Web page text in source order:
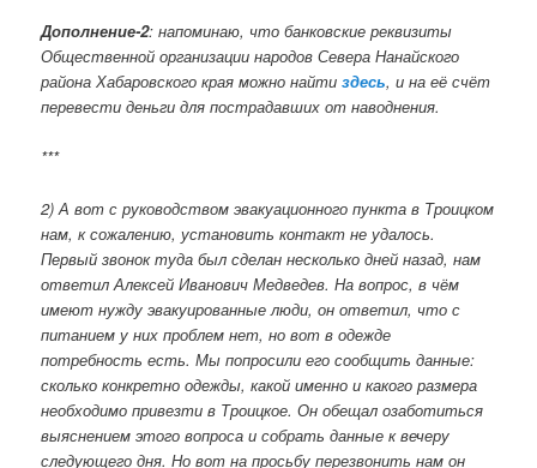
Дополнение-2: напоминаю, что банковские реквизиты
Общественной организации народов Севера Нанайского
района Хабаровского края можно найтиздесь, и на её счёт
перевести деньги для пострадавших от наводнения.
***
2) А вот с руководством эвакуационного пункта в Троицком
нам, к сожалению, установить контакт не удалось.
Первый звонок туда был сделан несколько дней назад, нам
ответил Алексей Иванович Медведев. На вопрос, в чём
имеют нужду эвакуированные люди, он ответил, что с
питанием у них проблем нет, но вот в одежде
потребность есть. Мы попросили его сообщить данные:
сколько конкретно одежды, какой именно и какого размера
необходимо привезти в Троицкое. Он обещал озаботиться
выяснением этого вопроса и собрать данные к вечеру
следующего дня. Но вот на просьбу перезвонить нам он